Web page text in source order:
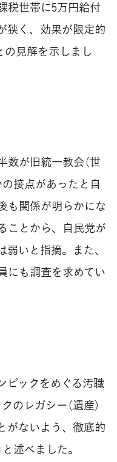
税世帯に5万円給付
狭く、効果が限定的
の見解を示しまし
が旧統一教会（世
接点があったと自
も関係が明らかにな
ことから、自民党が
いと指摘。また、
にも調査を求めてい
ピックをめぐる汚職
のレガシー（遺産）
がないよう、徹底的
述べました。